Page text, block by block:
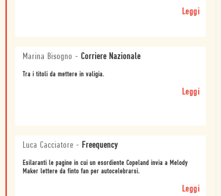
Leggi
Marina Bisogno - Corriere Nazionale
Tra i titoli da mettere in valigia.
Leggi
Luca Cacciatore - Freequency
Esilaranti le pagine in cui un esordiente Copeland invia a Melody
Maker lettere da finto fan per autocelebrarsi.
Leggi